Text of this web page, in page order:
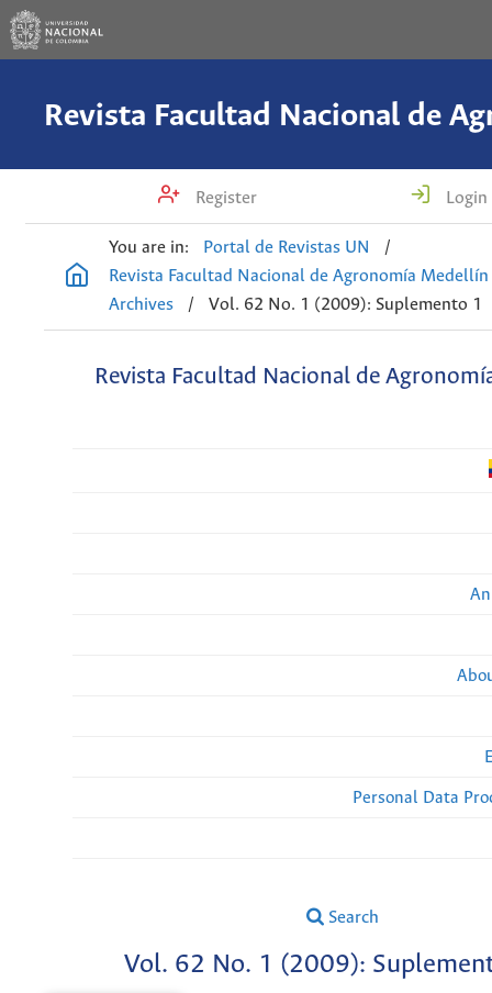
Register Login
You are in: Portal de Revistas UN
/
Revista Facultad Nacional de Agronomía Medellín
Archives
/ Vol. 62 No. 1 (2009): Suplemento 1
Revista Facultad Nacional de
Personal Data
Search
Vol. 62 No. 1 (2009):